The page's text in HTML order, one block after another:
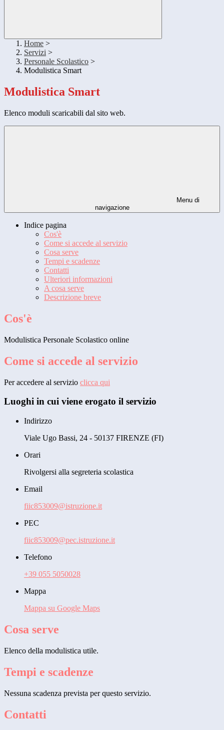
Home >
Servizi >
Personale Scolastico >
Modulistica Smart
Modulistica Smart
Elenco moduli scaricabili dal sito web.
Menu di
navigazione
Indice pagina
Cos'è
Come si accede al servizio
Cosa serve
Tempi e scadenze
Contatti
Ulteriori informazioni
A cosa serve
Descrizione breve
Cos'è
Modulistica Personale Scolastico online
Come si accede al servizio
Per accedere al servizio clicca qui
Luoghi in cui viene erogato il servizio
Indirizzo
Viale Ugo Bassi, 24 - 50137 FIRENZE (FI)
Orari
Rivolgersi alla segreteria scolastica
Email
fiic853009@istruzione.it
PEC
fiic853009@pec.istruzione.it
Telefono
+39 055 5050028
Mappa
Mappa su Google Maps
Cosa serve
Elenco della modulistica utile.
Tempi e scadenze
Nessuna scadenza prevista per questo servizio.
Contatti